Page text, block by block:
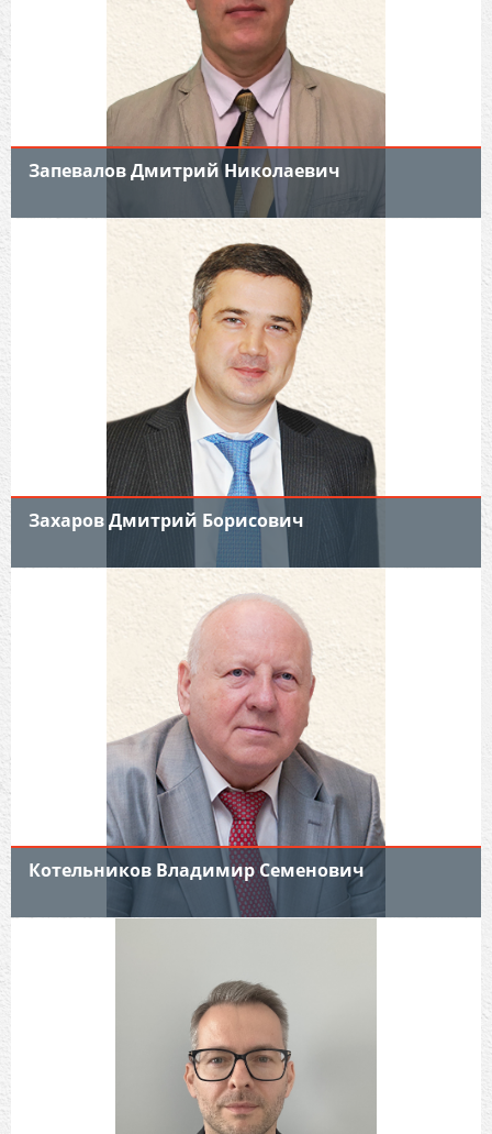
Запевалов Дмитрий Николаевич
Захаров Дмитрий Борисович
Член Совета «СОПКОР»,
Генеральный директор ОАО «НТЦ
«Промышленная безопасность»
Котельников Владимир Семенович